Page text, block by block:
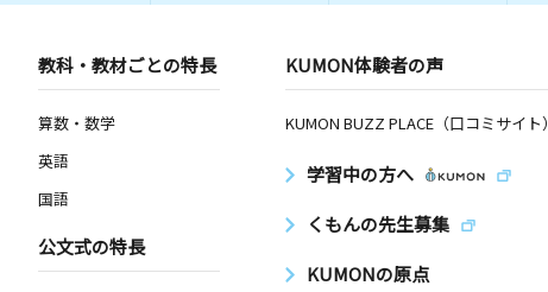
教科・教材ごとの特長
算数・数学
英語
国語
公文式の特長
KUMON体験者の声
KUMON BUZZ PLACE（口コミサイト）
学習中の方へ
くもんの先生募集
KUMONの原点